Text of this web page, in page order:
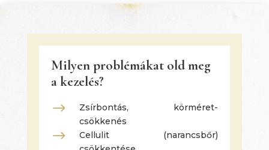
Milyen problémákat old meg
a kezelés?
$
Zsírbontás, körméret-
csökkenés
$
Cellulit (narancsbőr)